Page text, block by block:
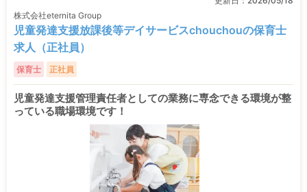
株式会社eternita Group
児童発達支援放課後等デイサービスchouchouの保育士
求人（正社員）
保育士 正社員
児童発達支援管理責任者としての業務に専念できる環境が整
っている職場環境です！